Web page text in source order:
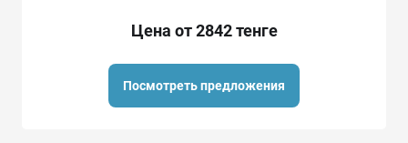
Цена от 2842 тенге
Посмотреть предложения